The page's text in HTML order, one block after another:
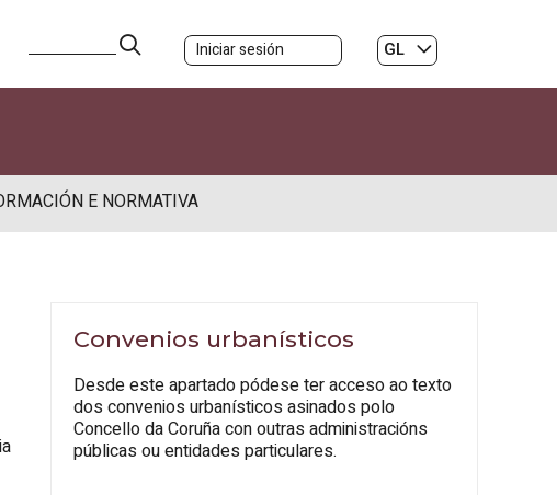
Iniciar sesión
GL
ES|
E NORMATIVA
Convenios urbanísticos
Desde este apartado pódese ter acceso ao texto
dos convenios urbanísticos asinados polo
Concello da Coruña con outras administracións
públicas ou entidades particulares.